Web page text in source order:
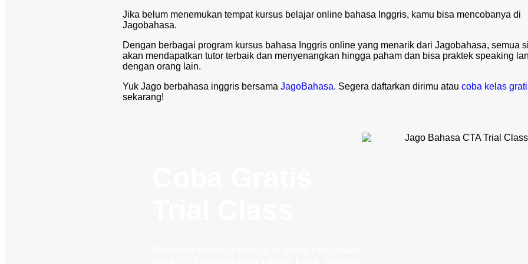
Jika belum menemukan tempat kursus belajar online bahasa Inggris, kamu bisa mencobanya di
Jagobahasa.
Dengan berbagai program kursus bahasa Inggris online yang menarik dari Jagobahasa, semua
akan mendapatkan tutor terbaik dan menyenangkan hingga paham dan bisa praktek speaking
dengan orang lain.
Yuk Jago berbahasa inggris bersama JagoBahasa. Segera daftarkan dirimu atau coba kelas
sekarang!